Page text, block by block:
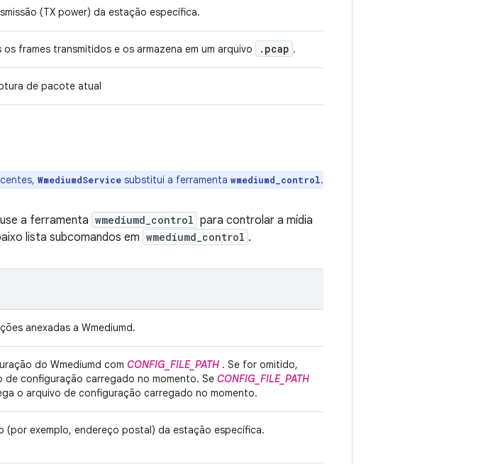
(TX power) da estação específica.
frames transmitidos e os armazena em um arquivo . pcap .
de pacote atual
WmediumdService substitui a ferramenta wmediumd_control.
a ferramenta wmediumd_control para controlar a mídia
lista subcomandos em wmediumd_control .
anexadas a Wmediumd.
do Wmediumd com CONFIG_FILE_PATH . Se for omitido,
de configuração carregado no momento. Se CONFIG_FILE_PATH
o arquivo de configuração carregado no momento.
(por exemplo, endereço postal) da estação específica.